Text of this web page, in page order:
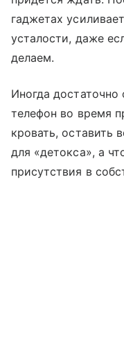
гаджетах
усталости, даже
делаем.
Иногда достаточно
телефон во время
кровать, оставить
для «детокса», а
присутствия в